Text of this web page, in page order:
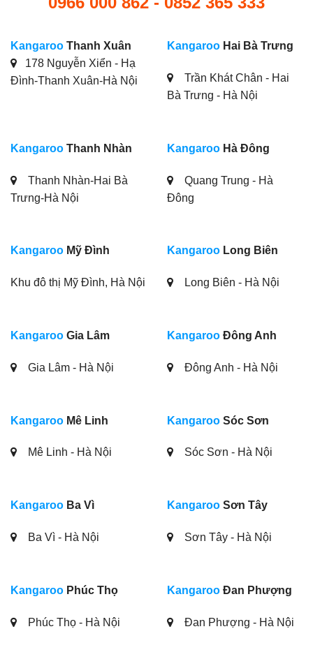
Kangaroo Thanh Xuân
178 Nguyễn Xiển - Hạ
Đình-Thanh Xuân-Hà Nội
Kangaroo Hai Bà Trưng
Trần Khát Chân - Hai
Bà Trưng - Hà Nội
Kangaroo Thanh Nhàn
Thanh Nhàn-Hai Bà
Trưng-Hà Nội
Kangaroo Hà Đông
Quang Trung - Hà
Đông
Kangaroo Mỹ Đình
Khu đô thị Mỹ Đình, Hà Nội
Kangaroo Long Biên
Long Biên - Hà Nội
Kangaroo Gia Lâm
Gia Lâm - Hà Nội
Kangaroo Đông Anh
Đông Anh - Hà Nội
Kangaroo Mê Linh
Mê Linh - Hà Nội
Kangaroo Sóc Sơn
Sóc Sơn - Hà Nội
Kangaroo Ba Vì
Ba Vì - Hà Nội
Kangaroo Sơn Tây
Sơn Tây - Hà Nội
Kangaroo Phúc Thọ
Phúc Thọ - Hà Nội
Kangaroo Đan Phượng
Đan Phượng - Hà Nội